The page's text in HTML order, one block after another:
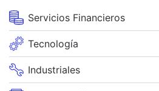
Servicios Financieros
Tecnología
Industriales